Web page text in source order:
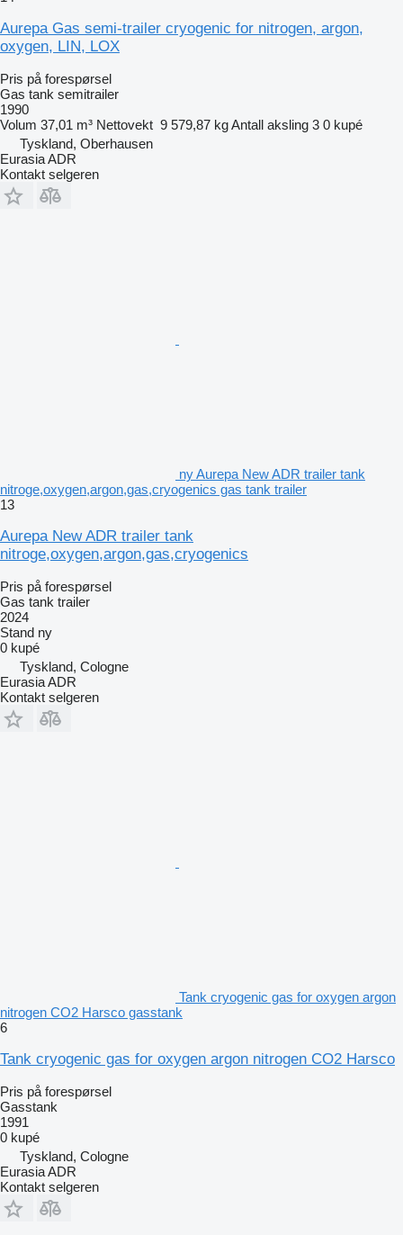
Aurepa Gas semi-trailer cryogenic for nitrogen, argon,
oxygen, LIN, LOX
Pris på forespørsel
Gas tank semitrailer
1990
Volum 37,01 m³ Nettovekt 9 579,87 kgAntall aksling 3 0 kupé
Tyskland, Oberhausen
Eurasia ADR
Kontakt selgeren
ny Aurepa New ADR trailer tank
nitroge,oxygen,argon,gas,cryogenics gas tank trailer
13
Aurepa New ADR trailer tank
nitroge,oxygen,argon,gas,cryogenics
Pris på forespørsel
Gas tank trailer
2024
Stand ny
0 kupé
Tyskland, Cologne
Eurasia ADR
Kontakt selgeren
Tank cryogenic gas for oxygen argon
nitrogen CO2 Harsco gasstank
6
Tank cryogenic gas for oxygen argon nitrogen CO2 Harsco
Pris på forespørsel
Gasstank
1991
0 kupé
Tyskland, Cologne
Eurasia ADR
Kontakt selgeren